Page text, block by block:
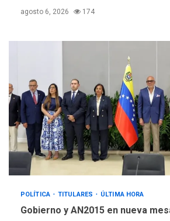
agosto 6, 2026 174
POLÍTICA TITULARES ÚLTIMA HORA
Gobierno y AN2015 en nueva